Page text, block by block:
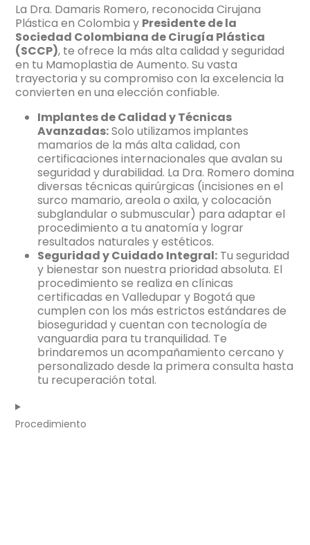
La Dra. Damaris Romero, reconocida Cirujana
Plástica en Colombia y Presidente de la
Sociedad Colombiana de Cirugía Plástica
(SCCP), te ofrece la más alta calidad y seguridad
en tu Mamoplastia de Aumento. Su vasta
trayectoria y su compromiso con la excelencia la
convierten en una elección confiable.
Implantes de Calidad y Técnicas
Avanzadas:Solo utilizamos implantes
mamarios de la más alta calidad, con
certificaciones internacionales que avalan su
seguridad y durabilidad. La Dra. Romero domina
diversas técnicas quirúrgicas (incisiones en el
surco mamario, areola o axila, y colocación
subglandular o submuscular) para adaptar el
procedimiento a tu anatomía y lograr
resultados naturales y estéticos.
Seguridad y Cuidado Integral: Tu seguridad
y bienestar son nuestra prioridad absoluta. El
procedimiento se realiza en clínicas
certificadas en Valledupar y Bogotá que
cumplen con los más estrictos estándares de
bioseguridad y cuentan con tecnología de
vanguardia para tu tranquilidad. Te
brindaremos un acompañamiento cercano y
personalizado desde la primera consulta hasta
tu recuperación total.
Procedimiento